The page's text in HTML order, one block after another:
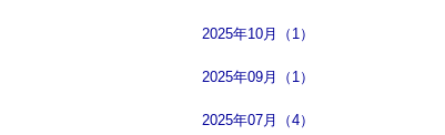
2025年10月（1）
2025年09月（1）
2025年07月（4）